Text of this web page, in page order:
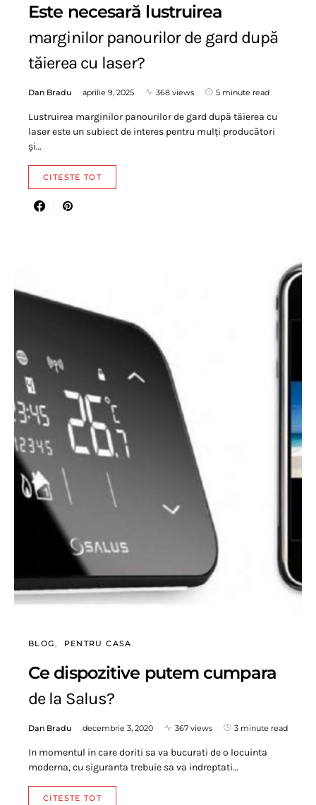
Este necesară lustruirea
marginilor panourilor de gard după
tăierea cu laser?
Dan Bradu aprilie 9, 2025 368 views 5 minute read
Lustruirea marginilor panourilor de gard după tăierea cu
laser este un subiect de interes pentru mulți producători
și…
CITESTE TOT
BLOG PENTRU CASA
Ce dispozitive putem cumpara
de la Salus?
Dan Bradu decembrie 3, 2020 367 views 3 minute read
In momentul in care doriti sa va bucurati de o locuinta
moderna, cu siguranta trebuie sa va indreptati…
CITESTE TOT